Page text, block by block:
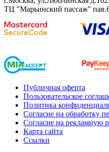
ТЦ "Марьинский пассаж"
Публичная оферта
Пользовательское
Политика
Согласие на обработку
Согласие на рекламную
Карта сайта
Ссылки